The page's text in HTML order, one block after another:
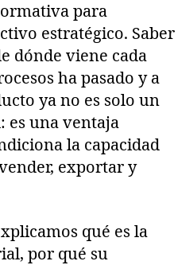
para
estratégico. Saber
dónde viene cada
ha pasado y a
ya no es solo un
es una ventaja
la capacidad
exportar y
qué es la
por qué su